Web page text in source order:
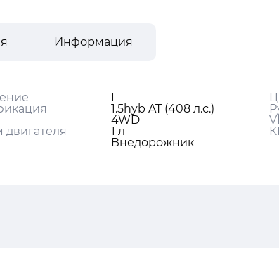
Информация
I
1.5hyb AT (408 л.с.)
4WD
1 л
Внедорожник